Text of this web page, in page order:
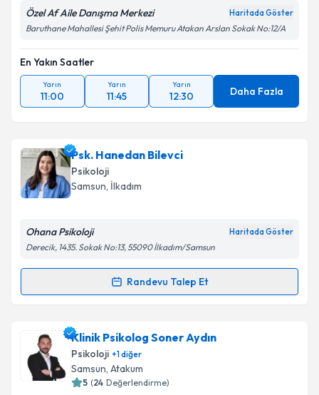
Özel Af Aile Danışma Merkezi Haritada Göster
Baruthane Mahallesi Şehit Polis Memuru Atakan Arslan Sokak No:12/A
En Yakın Saatler
Yarın
11:00
Yarın
11:45
Yarın
12:30 Daha Fazla
Psk. Hanedan Bilevci
Psikoloji
Samsun, İlkadım
Ohana Psikoloji Haritada Göster
Derecik, 1435. Sokak No:13, 55090 İlkadım/Samsun
Randevu Talep Et
Randevu Takvimi Talebi
Psk. Hanedan Bilevci için randevu takvimi talebi
oluşturun. Size bu uzmandan randevu almanız için bir
takvim hazırlandığında e-posta ile bilgilendireceğiz.
Klinik Psikolog Soner Aydın
Psikoloji +1diğer
Samsun, Atakum
5 (24 Değerlendirme)